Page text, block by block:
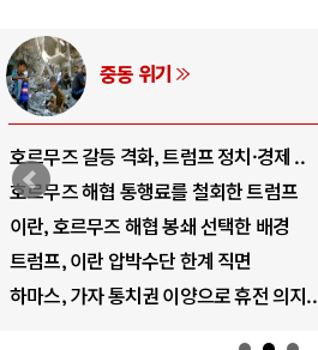
AI와 인간
중국 AI, 저가 공세로 글로벌 토큰 시..
AI 국부펀드 구상 놓고 미국 진보진영 ..
AI 데이터센터 반대 투쟁은 새로운 글로..
AI의 숨은 환경 비용: 데이터센터 확산..
AI는 어떻게 미국 민주주의를 잠식하고 ..